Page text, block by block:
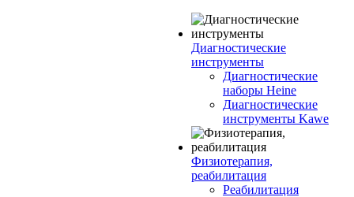
Диагностические
инструменты
Диагностические
наборы Heine
Диагностические
инструменты Kawe
Физиотерапия,
реабилитация
Реабилитация